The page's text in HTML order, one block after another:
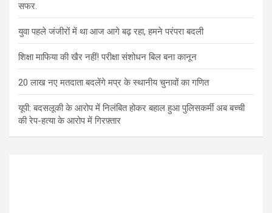
सफर.
युवा पहले जंजीरों में था आज आगे बढ़ रहा, हमने परंपरा बदली
शिक्षा माफिया की खैर नहीं! परीक्षा संशोधन बिल बना कानून
20 लाख नए मतदाता बदलेंगे मप्र के स्थानीय चुनावों का गणित
यूपी: बदसलूकी के आरोप में निलंबित होकर बहाल हुआ पुलिसकर्मी अब बच्ची
की रेप-हत्या के आरोप में गिरफ़्तार